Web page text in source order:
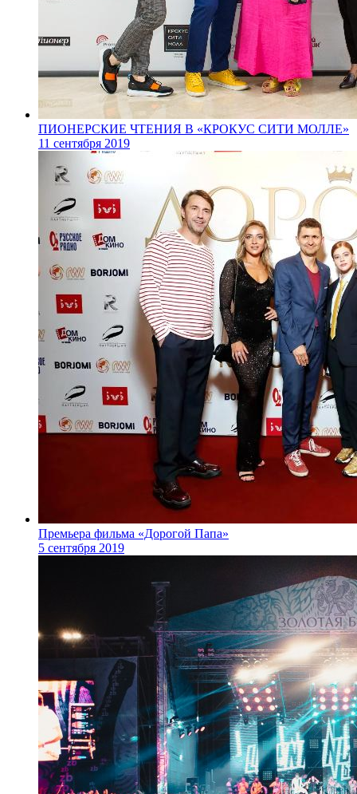
ПИОНЕРСКИЕ ЧТЕНИЯ В «КРОКУС СИТИ МОЛЛЕ»
11 сентября 2019
Премьера фильма «Дорогой Папа»
5 сентября 2019